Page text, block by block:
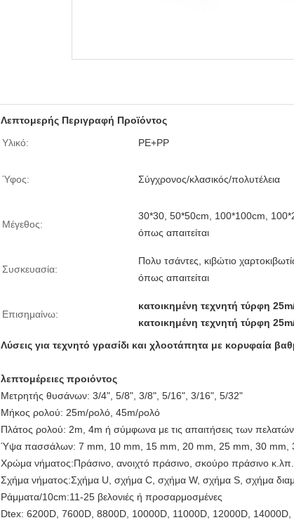
Λεπτομερής Περιγραφή Προϊόντος
Υλικό:
PE+PP
Ύφος: Σύγχρονος/κλασικός/πολυτέλεια
Μέγεθος:
30*30, 50*50cm, 100*100cm,
όπως απαιτείται
Συσκευασία:
Πολυ τσάντες, κιβώτιο
όπως απαιτείται
Επισημαίνω:
κατοικημένη τεχνητή τύρφη
κατοικημένη τεχνητή τύρφη
Λύσεις για τεχνητό γρασίδι και χλοοτάπητα με κορυφαία
λεπτομέρειες προιόντος
Μετρητής θυσάνων: 3/4", 5/8", 3/8", 5/16", 3/16", 5/32"
Μήκος ρολού: 25m/ρολό, 45m/ρολό
Πλάτος ρολού: 2m, 4m ή σύμφωνα με τις απαιτήσεις των πελατών
Ύψα πασσάλων: 7 mm, 10 mm, 15 mm, 20 mm, 25 mm, 30 mm,
Χρώμα νήματος:Πράσινο, ανοιχτό πράσινο, σκούρο πράσινο κ.λπ.
Σχήμα νήματος:Σχήμα U, σχήμα C, σχήμα W, σχήμα S, σχήμα
Ράμματα/10cm:11-25 βελονιές ή προσαρμοσμένες
Dtex: 6200D, 7600D, 8800D, 10000D, 11000D, 12000D, 14000D,